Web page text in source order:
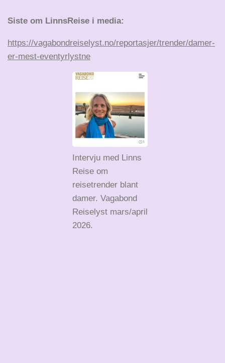
Siste om LinnsReise i media:
https://vagabondreiselyst.no/reportasjer/trender/damer-
er-mest-eventyrlystne
Intervju med Linns
Reise om
reisetrender blant
damer. Vagabond
Reiselyst mars/april
2026.